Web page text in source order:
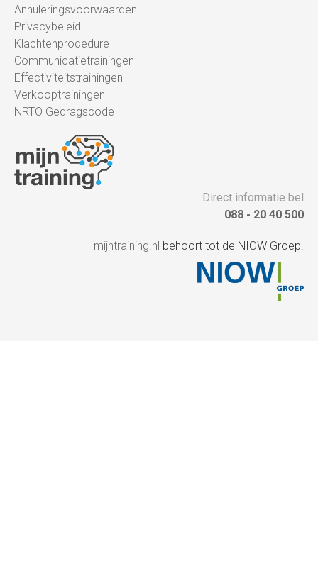
Annuleringsvoorwaarden
Privacybeleid
Klachtenprocedure
Communicatietrainingen
Effectiviteitstrainingen
Verkooptrainingen
NRTO Gedragscode
Direct informatie bel
088 - 20 40 500
mijntraining.nl behoort tot de NIOW Groep.